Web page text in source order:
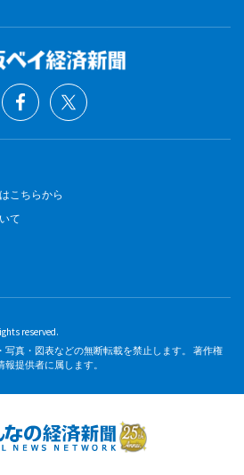
こちらから
て
reserved.
真・図表などの無断転載を禁止します。 著作権
提供者に属します。